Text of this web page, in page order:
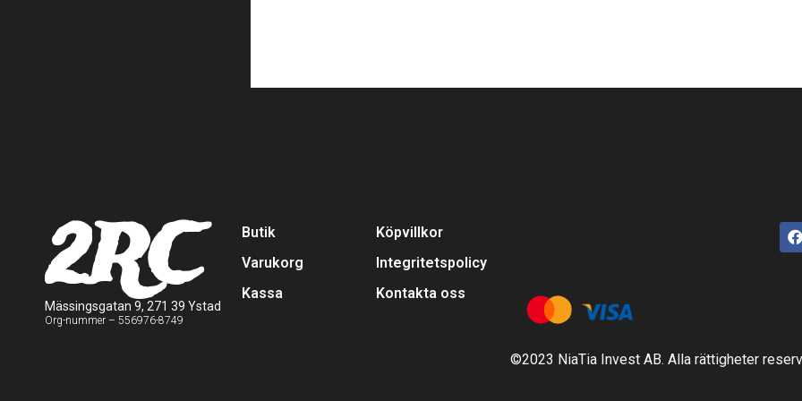
2RC
Mässingsgatan 9, 271 39 Ystad
Org-nummer – 556976-8749
Butik
Varukorg
Kassa
Köpvillkor
Integritetspolicy
Kontakta oss
©2023 NiaTia Invest AB. Alla rättigheter